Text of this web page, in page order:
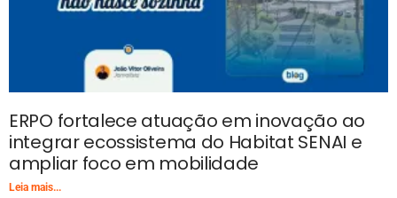
ERPO fortalece atuação em inovação ao
integrar ecossistema do Habitat SENAI e
ampliar foco em mobilidade
Leia mais...